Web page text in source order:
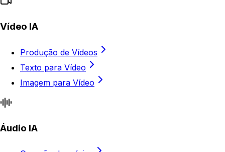
Vídeo IA
Produção de Vídeos
Texto para Vídeo
Imagem para Vídeo
Áudio IA